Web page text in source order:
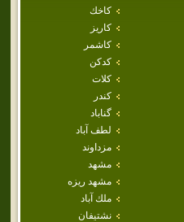
كاخك
كاريز
كاشمر
كدكن
كلات
كندر
گناباد
لطف آباد
مزداوند
مشهد
مشهد ريزه
ملك آباد
نشتيفان